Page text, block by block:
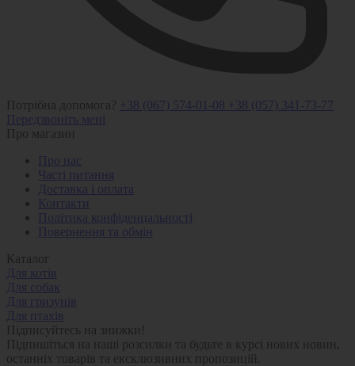
Потрібна допомога? +38 (067) 574-01-08 +38 (057) 341-73-77
Передзвоніть мені
Про магазин
Про нас
Часті питання
Доставка і оплата
Контакти
Політика конфіденцальності
Повернення та обмін
Каталог
Для котів
Для собак
Для гризунів
Для птахів
Підписуйтесь на знижки!
Підпишіться на наші розсилки та будьте в курсі нових новин,
останніх товарів та ексклюзивних пропозицій.